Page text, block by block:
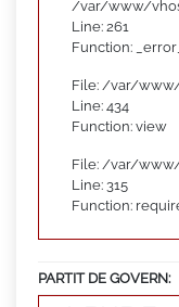
/var/www/
Line: 261
Function:
File: /var/
Line: 434
Function: view
File: /var/
Line: 315
Function:
PARTIT DE GOVERN: